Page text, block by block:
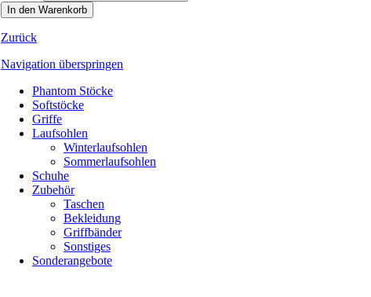
Zurück
Navigation überspringen
Phantom Stöcke
Softstöcke
Griffe
Laufsohlen
Winterlaufsohlen
Sommerlaufsohlen
Schuhe
Zubehör
Taschen
Bekleidung
Griffbänder
Sonstiges
Sonderangebote